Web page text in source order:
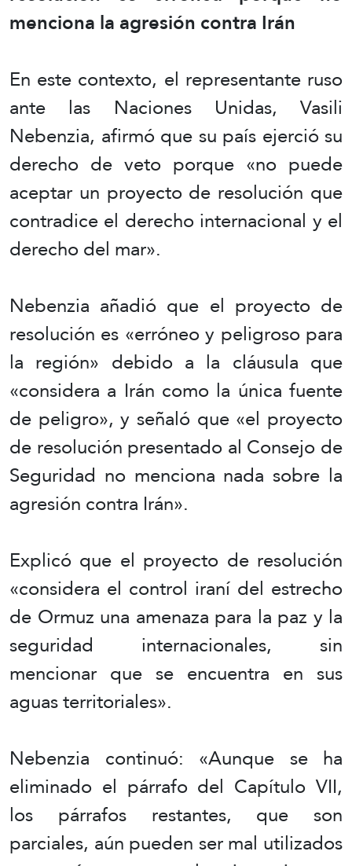
menciona la agresión contra Irán
En este contexto, el representante ruso
ante las Naciones Unidas, Vasili
Nebenzia, afirmó que su país ejerció su
derecho de veto porque «no puede
aceptar un proyecto de resolución que
contradice el derecho internacional y el
derecho del mar».
Nebenzia añadió que el proyecto de
resolución es «erróneo y peligroso para
la región» debido a la cláusula que
«considera a Irán como la única fuente
de peligro», y señaló que «el proyecto
de resolución presentado al Consejo de
Seguridad no menciona nada sobre la
agresión contra Irán».
Explicó que el proyecto de resolución
«considera el control iraní del estrecho
de Ormuz una amenaza para la paz y la
seguridad internacionales, sin
mencionar que se encuentra en sus
aguas territoriales».
Nebenzia continuó: «Aunque se ha
eliminado el párrafo del Capítulo VII,
los párrafos restantes, que son
parciales, aún pueden ser mal utilizados